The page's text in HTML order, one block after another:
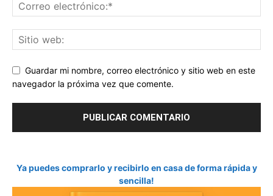
Guardar mi nombre, correo electrónico y sitio web en este
navegador la próxima vez que comente.
Ya puedes comprarlo y recibirlo en casa de forma rápida y
sencilla!